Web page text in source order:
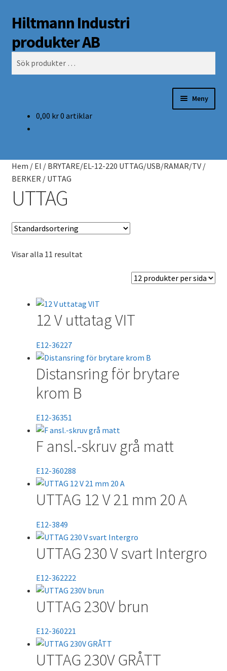
Hoppa
till
navigering
Hoppa
till
innehåll
Hiltmann Industri
produkter AB
Sök
Meny
Mitt Konto
0,00 kr0 artiklar
Hem / El / BRYTARE/EL-12-220 UTTAG/USB/RAMAR/TV/
BERKER/ UTTAG
UTTAG
Visar alla 11 resultat
12 V uttatag VIT
E12-36227
Distansring för brytare
krom B
E12-36351
F ansl.-skruv grå matt
E12-360288
UTTAG 12 V 21 mm 20 A
E12-3849
UTTAG 230 V svart Intergro
E12-362222
UTTAG 230V brun
E12-360221
UTTAG 230V GRÅTT